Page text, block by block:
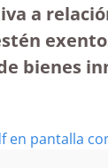
a
bienes
en pantalla